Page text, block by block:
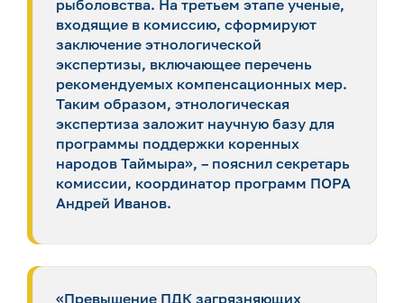
рыболовства. На третьем этапе ученые,
входящие в комиссию, сформируют
заключение этнологической
экспертизы, включающее перечень
рекомендуемых компенсационных мер.
Таким образом, этнологическая
экспертиза заложит научную базу для
программы поддержки коренных
народов Таймыра», – пояснил секретарь
комиссии, координатор программ ПОРА
Андрей Иванов.
«Превышение ПДК загрязняющих